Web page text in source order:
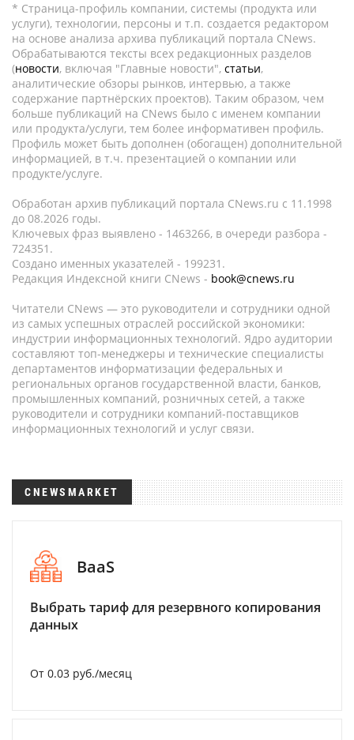
* Страница-профиль компании, системы (продукта или
услуги), технологии, персоны и т.п. создается редактором
на основе анализа архива публикаций портала CNews.
Обрабатываются тексты всех редакционных разделов
(новости, включая "Главные новости", статьи,
аналитические обзоры рынков, интервью, а также
содержание партнёрских проектов). Таким образом, чем
больше публикаций на CNews было с именем компании
или продукта/услуги, тем более информативен профиль.
Профиль может быть дополнен (обогащен) дополнительной
информацией, в т.ч. презентацией о компании или
продукте/услуге.
Обработан архив публикаций портала CNews.ru c 11.1998
до 08.2026 годы.
Ключевых фраз выявлено - 1463266, в очереди разбора -
724351.
Создано именных указателей - 199231.
Редакция Индексной книги CNews - book@cnews.ru
Читатели CNews — это руководители и сотрудники одной
из самых успешных отраслей российской экономики:
индустрии информационных технологий. Ядро аудитории
составляют топ-менеджеры и технические специалисты
департаментов информатизации федеральных и
региональных органов государственной власти, банков,
промышленных компаний, розничных сетей, а также
руководители и сотрудники компаний-поставщиков
информационных технологий и услуг связи.
CNEWSMARKET
BaaS
Выбрать тариф для резервного копирования
данных
От 0.03 руб./месяц